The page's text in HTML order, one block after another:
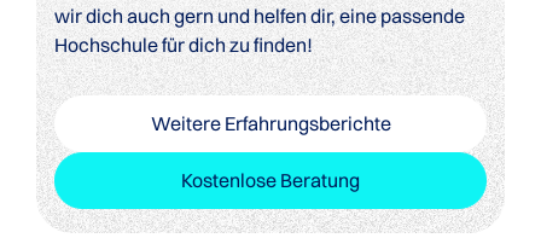
wir dich auch gern und helfen dir, eine passende
Hochschule für dich zu finden!
Weitere Erfahrungsberichte
Kostenlose Beratung